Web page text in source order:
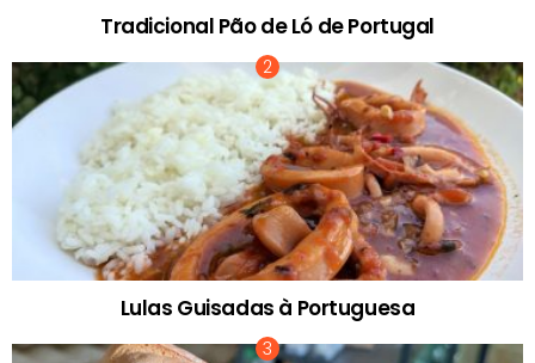
Tradicional Pão de Ló de Portugal
Lulas Guisadas à Portuguesa